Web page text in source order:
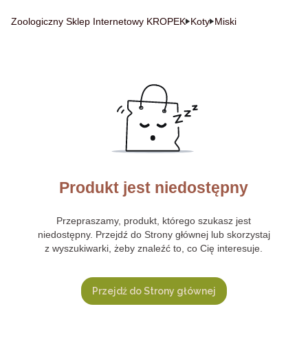
Zoologiczny Sklep Internetowy KROPEK Koty Miski
Produkt jest niedostępny
Przepraszamy, produkt, którego szukasz jest
niedostępny. Przejdź do Strony głównej lub skorzystaj
z wyszukiwarki, żeby znaleźć to, co Cię interesuje.
Przejdź do Strony głównej